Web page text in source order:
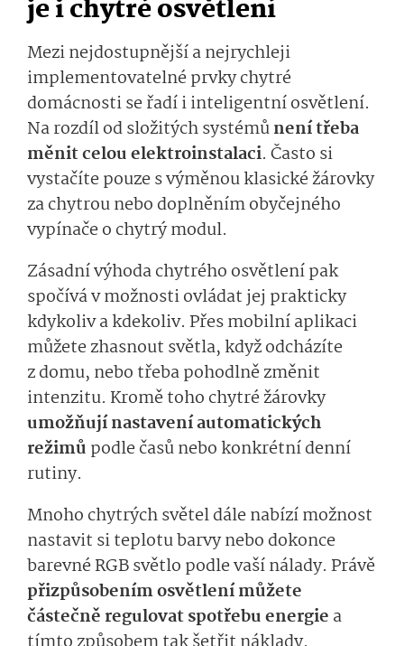
je i chytré osvětlení
Mezi nejdostupnější a nejrychleji
implementovatelné prvky chytré
domácnosti se řadí i inteligentní osvětlení.
Na rozdíl od složitých systémůnení třeba
měnit celou elektroinstalaci. Často si
vystačíte pouze s výměnou klasické žárovky
za chytrou nebo doplněním obyčejného
vypínače o chytrý modul.
Zásadní výhoda chytrého osvětlení pak
spočívá v možnosti ovládat jej prakticky
kdykoliv a kdekoliv. Přes mobilní aplikaci
můžete zhasnout světla, když odcházíte
z domu, nebo třeba pohodlně změnit
intenzitu. Kromě toho chytré žárovky
umožňují nastavení automatických
režimů podle časů nebo konkrétní denní
rutiny.
Mnoho chytrých světel dále nabízí možnost
nastavit si teplotu barvy nebo dokonce
barevné RGB světlo podle vaší nálady. Právě
přizpůsobením osvětlení můžete
částečně regulovat spotřebu energie a